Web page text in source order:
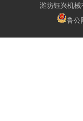
潍坊钰兴机械
鲁公